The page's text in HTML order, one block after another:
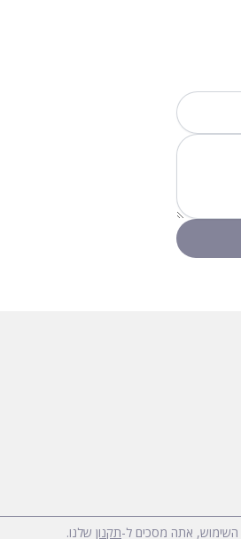
השימוש, אתה מסכים ל-תקנון שלנו.